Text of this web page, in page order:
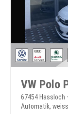
67454 Hassloch
Automatik,